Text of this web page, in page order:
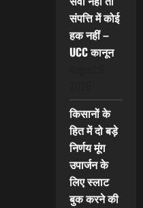
संपत्ति में कोई
हक नहीं –
UCC कानून
किसानों के
हित में दो बड़े
निर्णय मूंग
उपार्जन के
लिए स्लाट
बुक करने की